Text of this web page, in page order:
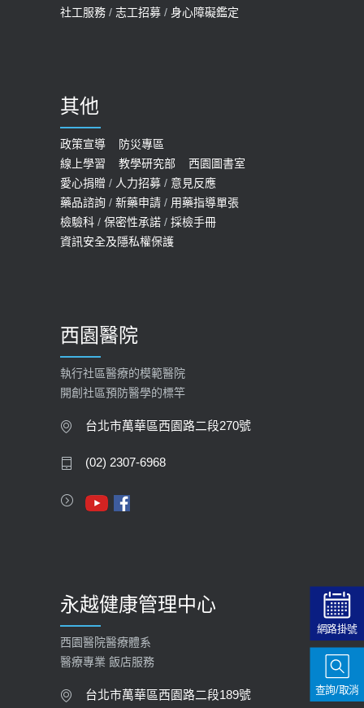
社工服務 / 志工招募 / 身心障礙鑑定
其他
政策宣導
防災專區
線上學習
教學研究部
西園圖書室
愛心捐贈 / 人力招募 / 意見反應
藥品諮詢 / 新藥申請 / 用藥指導單張
檢驗科 / 保密性承諾 / 採檢手冊
資訊安全及隱私權保護
西園醫院
執行社區醫療的模範醫院
開創社區預防醫學的標竿
台北市萬華區西園路二段270號
(02) 2307-6968
永越健康管理中心
西園醫院醫療體系
醫療專業 飯店服務
台北市萬華區西園路二段189號
網路掛號
查詢/取消